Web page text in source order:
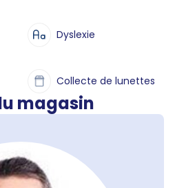
Dyslexie
Collecte de lunettes
magasin